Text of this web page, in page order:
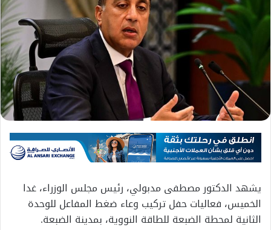
يشهد الدكتور مصطفى مدبولي، رئيس مجلس الوزراء، غدا
الخميس، فعاليات حفل تركيب وعاء ضغط المفاعل للوحدة
الثانية لمحطة الضبعة للطاقة النووية، بمدينة الضبعة.